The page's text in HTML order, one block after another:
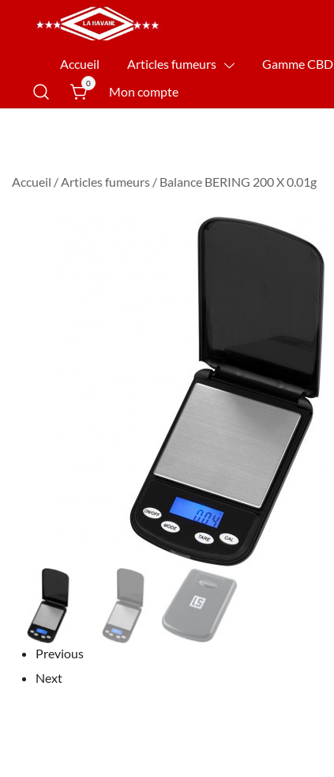
La Havane Nîmes
Accueil Articles fumeurs Gamme CBD
0
Mon compte
Accueil /Articles fumeurs / Balance BERING 200 X 0.01g
Previous
Next